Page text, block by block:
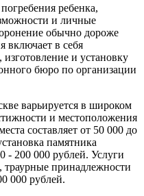
ребенка,
и личные
обычно дороже
включает в себя
и установку
бюро по организации
варьируется в широком
и местоположения
составляет от 50 000 до
памятника
- 200 000 рублей. Услуги
принадлежности
000 рублей.